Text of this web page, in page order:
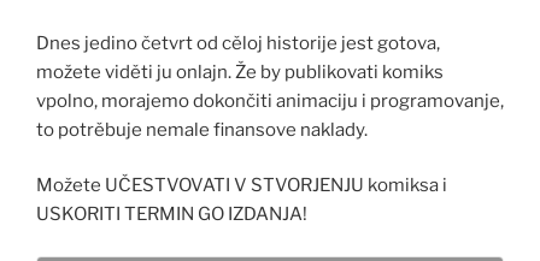
Dnes jedino četvrt od cěloj historije jest gotova,
možete viděti ju onlajn. Že by publikovati komiks
vpolno, morajemo dokončiti animaciju i programovanje,
to potrěbuje nemale finansove naklady.
Možete UČESTVOVATI V STVORJENJU komiksa i
USKORITI TERMIN GO IZDANJA!